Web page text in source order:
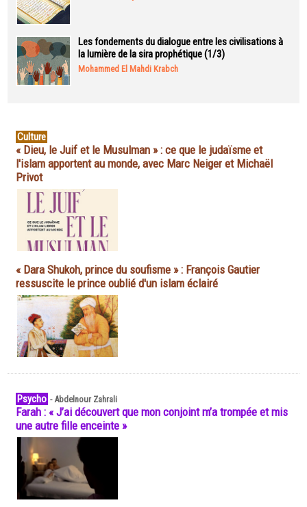
Les fondements du dialogue entre les civilisations à
la lumière de la sira prophétique (1/3)
Mohammed El Mahdi Krabch
Culture
« Dieu, le Juif et le Musulman » : ce que le judaïsme et
l'islam apportent au monde, avec Marc Neiger et Michaël
Privot
« Dara Shukoh, prince du soufisme » : François Gautier
ressuscite le prince oublié d'un islam éclairé
Psycho -Abdelnour Zahrali
Farah : « J’ai découvert que mon conjoint m’a trompée et mis
une autre fille enceinte »